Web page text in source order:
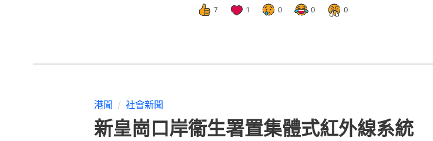
7 1 0 0 0
港聞 社會新聞
新皇崗口岸衞生署置集體式紅外線系統